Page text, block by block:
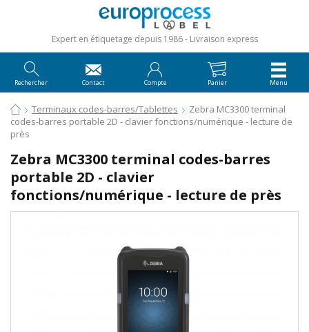
Expert en étiquetage depuis 1986 Livraison express
Rechercher Contact Compte Panier Menu
Terminaux codes-barres/Tablettes
Zebra MC3300 terminal
codes-barres portable 2D - clavier fonctions/numérique - lecture de
près
Zebra MC3300 terminal codes-barres
portable 2D - clavier
fonctions/numérique - lecture de près